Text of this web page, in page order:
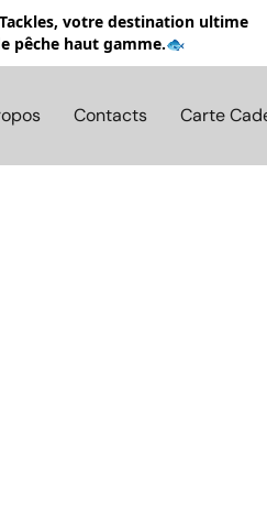
votre destination ultime
pêche haut gamme.🐟
Contacts Carte